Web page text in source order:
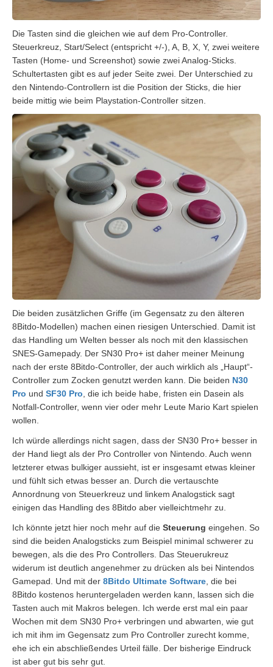
Die Tasten sind die gleichen wie auf dem Pro-Controller.
Steuerkreuz, Start/Select (entspricht +/-), A, B, X, Y, zwei weitere
Tasten (Home- und Screenshot) sowie zwei Analog-Sticks.
Schultertasten gibt es auf jeder Seite zwei. Der Unterschied zu
den Nintendo-Controllern ist die Position der Sticks, die hier
beide mittig wie beim Playstation-Controller sitzen.
Die beiden zusätzlichen Griffe (im Gegensatz zu den älteren
8Bitdo-Modellen) machen einen riesigen Unterschied. Damit ist
das Handling um Welten besser als noch mit den klassischen
SNES-Gamepady. Der SN30 Pro+ ist daher meiner Meinung
nach der erste 8Bitdo-Controller, der auch wirklich als „Haupt“-
Controller zum Zocken genutzt werden kann. Die beiden N30
Pro und SF30 Pro , die ich beide habe, fristen ein Dasein als
Notfall-Controller, wenn vier oder mehr Leute Mario Kart spielen
wollen.
Ich würde allerdings nicht sagen, dass der SN30 Pro+ besser in
der Hand liegt als der Pro Controller von Nintendo. Auch wenn
letzterer etwas bulkiger aussieht, ist er insgesamt etwas kleiner
und fühlt sich etwas besser an. Durch die vertauschte
Annordnung von Steuerkreuz und linkem Analogstick sagt
einigen das Handling des 8Bitdo aber vielleichtmehr zu.
Ich könnte jetzt hier noch mehr auf die Steuerung eingehen. So
sind die beiden Analogsticks zum Beispiel minimal schwerer zu
bewegen, als die des Pro Controllers. Das Steuerukreuz
widerum ist deutlich angenehmer zu drücken als bei Nintendos
Gamepad. Und mit der 8Bitdo Ultimate Software , die bei
8Bitdo kostenos heruntergeladen werden kann, lassen sich die
Tasten auch mit Makros belegen. Ich werde erst mal ein paar
Wochen mit dem SN30 Pro+ verbringen und abwarten, wie gut
ich mit ihm im Gegensatz zum Pro Controller zurecht komme,
ehe ich ein abschließendes Urteil fälle. Der bisherige Eindruck
ist aber gut bis sehr gut.